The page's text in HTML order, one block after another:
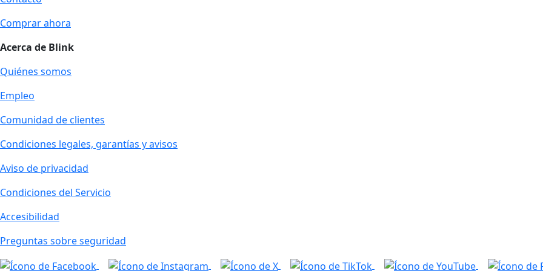
Comprar ahora
Acerca de Blink
Quiénes somos
Empleo
Comunidad de clientes
Condiciones legales, garantías y avisos
Aviso de privacidad
Condiciones del Servicio
Accesibilidad
Preguntas sobre seguridad